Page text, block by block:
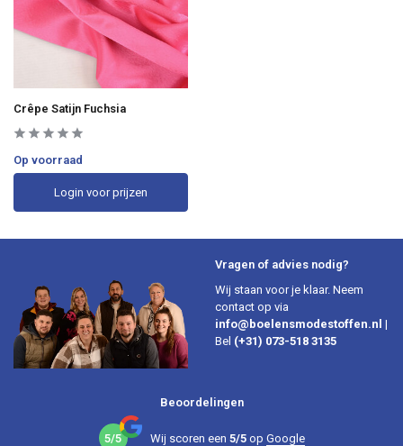
Crêpe Satijn Fuchsia
Op voorraad
Login voor prijzen
Vragen of advies nodig?
Wij staan voor je klaar. Neem
contact op via
info@boelensmodestoffen.nl |
Bel (+31) 073-518 3135
Beoordelingen
5/5 Wij scoren een 5/5op Google